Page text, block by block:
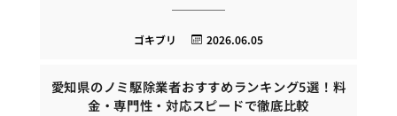
2026.06.05
ゴキブリ
愛知県のノミ駆除業者おすすめランキング5選！料
金・専門性・対応スピードで徹底比較